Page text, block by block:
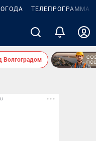
ТЕЛЕПРОГРАММА
Волгоградом